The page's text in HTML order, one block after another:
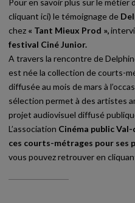
cliquantici) le témoignage de
chez « Tant Mieux Prod »,
festival Ciné Junior.
A travers la rencontre de
est née la collection de courts-
diffusée au mois de mars à
sélection permet à des artistes
projet audiovisuel diffusé
L’association Cinéma public
ces courts-métrages pour ses
vous pouvez retrouver en